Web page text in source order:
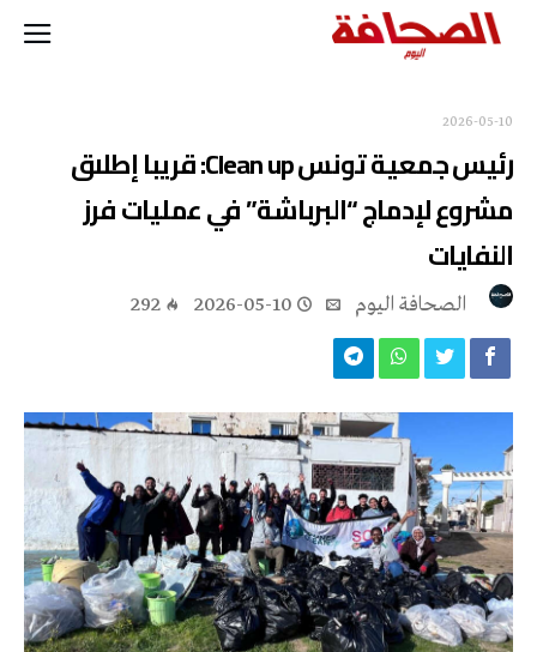
2026-05-10
رئيس جمعية تونس Clean up: قريبا إطلاق
مشروع لإدماج “البرباشة” في عمليات فرز
النفايات
2026-05-10
292